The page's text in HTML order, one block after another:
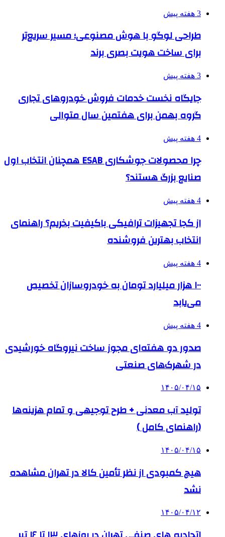
3 هفته پیش
طراحی لوگو با هوش مصنوعی؛ مسیر سریع‌تر
برای ساخت هویت بصری برند
3 هفته پیش
جایگاه نخست خدمات فروش خودروهای تجاری
گروه بهمن برای هفتمین سال متوالی
4 هفته پیش
چرا محصولات جوشکاری ESAB همچنان انتخاب اول
صنایع بزرگ هستند؟
4 هفته پیش
از کجا تجهیزات ترافیکی باکیفیت بخریم؟ راهنمای
انتخاب بهترین فروشنده
4 هفته پیش
۱۰۰ هزار میلیارد تومان به خودروسازان تخصیص
می‌یابد
4 هفته پیش
صدور دو هفته‌ای مجوز ساخت نیروگاه خورشیدی
در شهرک‌های صنعتی
۱۴۰۵/۰۴/۱۵
تولید آب معدنی + طرح توجیهی و تمام هزینه‌ها
(راهنمای کامل )
۱۴۰۵/۰۴/۱۵
هیچ کمبودی از نظر تأمین کالا در تهران مشاهده
نشد
۱۴۰۵/۰۴/۱۲